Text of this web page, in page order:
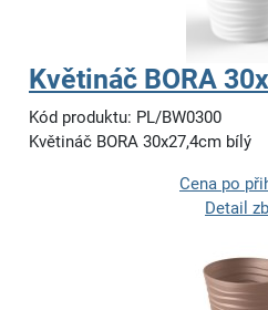
Květináč BORA
Kód produktu: PL/BW0300
Květináč BORA 30x27,4cm bílý
Cena po
Detail